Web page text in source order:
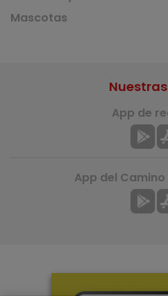
Mascotas
App de
App del